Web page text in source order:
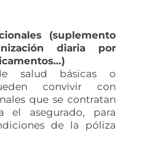
(suplemento
diaria por
salud básicas o
convivir con
que se contratan
el asegurado, para
de la póliza